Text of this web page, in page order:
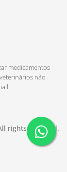
medicamentos
não
rights reserved.